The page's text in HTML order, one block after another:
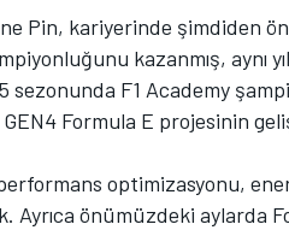
Pin, kariyerinde şimdiden
kazanmış, aynı yıl
F1 Academy
GEN4 Formula E projesinin
performans optimizasyonu,
Ayrıca önümüzdeki aylarda